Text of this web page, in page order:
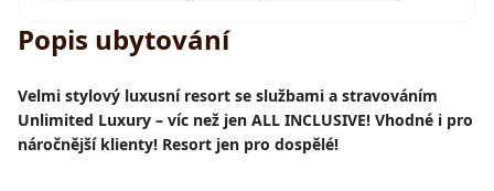
Popis ubytování
Velmi stylový luxusní resort se službami a stravováním
Unlimited Luxury – víc než jen ALL INCLUSIVE! Vhodné i pro
náročnější klienty! Resort jen pro dospělé!